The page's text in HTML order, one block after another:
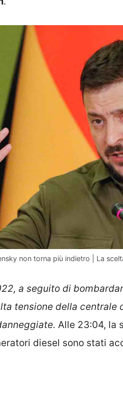
non torna più indietro | La
a seguito di
tensione della
Alle 23:04, la
diesel sono stati